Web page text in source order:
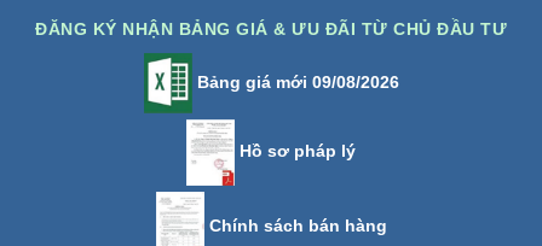
ĐĂNG KÝ NHẬN BẢNG GIÁ & ƯU ĐÃI TỪ CHỦ ĐẦU TƯ
Bảng giá mới 09/08/2026
Hồ sơ pháp lý
Chính sách bán hàng